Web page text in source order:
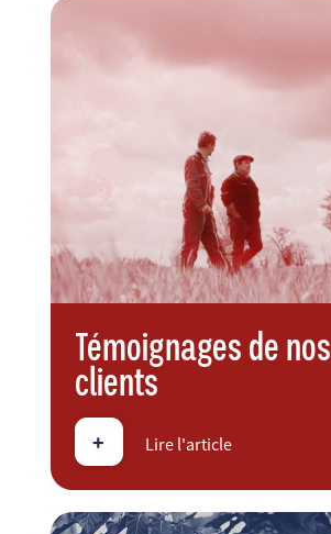
Témoignages de nos
clients
+ Lire l'article